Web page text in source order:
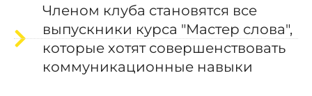
Членом клуба становятся все
выпускники курса "Мастер слова",
которые хотят совершенствовать
коммуникационные навыки